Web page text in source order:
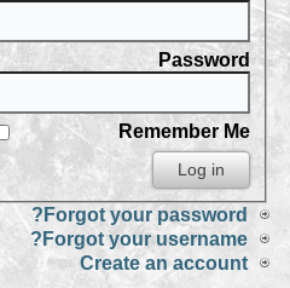
Password
Remember Me
Forgot your password?
Forgot your username?
Create an account